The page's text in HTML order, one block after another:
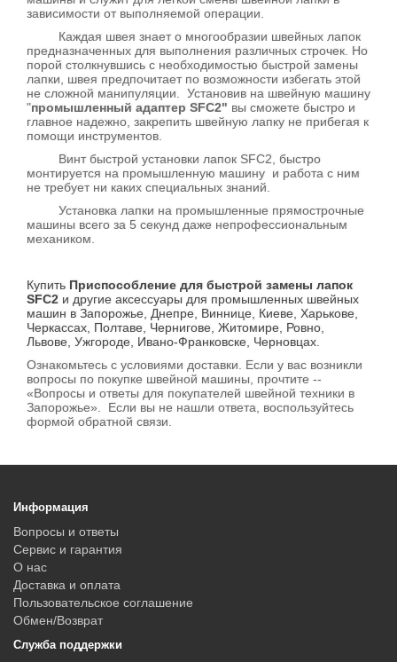
зависимости от выполняемой операции.
Каждая швея знает о многообразии швейных лапок
предназначенных для выполнения различных строчек. Но
порой столкнувшись с необходимостью быстрой замены
лапки, швея предпочитает по возможности избегать этой
не сложной манипуляции. Установив на швейную машину
"промышленный адаптер SFC2" вы сможете быстро и
главное надежно, закрепить швейную лапку не прибегая к
помощи инструментов.
Винт быстрой установки лапок SFC2, быстро
монтируется на промышленную машину и работа с ним
не требует ни каких специальных знаний.
Установка лапки на промышленные прямострочные
машины всего за 5 секунд даже непрофессиональным
механиком.
Купить Приспособление для быстрой замены лапок
SFC2 и другие аксессуары для промышленных швейных
машин в Запорожье, Днепре, Виннице, Киеве, Харькове,
Черкассах, Полтаве, Чернигове, Житомире, Ровно,
Львове, Ужгороде, Ивано-Франковске, Черновцах.
Ознакомьтесь с условиями доставки. Если у вас возникли
вопросы по покупке швейной машины, прочтите --
«Вопросы и ответы для покупателей швейной техники в
Запорожье». Если вы не нашли ответа, воспользуйтесь
формой обратной связи.
Информация
Вопросы и ответы
Сервис и гарантия
О нас
Доставка и оплата
Пользовательское соглашение
Обмен/Возврат
Служба поддержки